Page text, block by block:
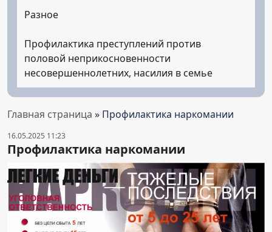
Главная страница » Профилактика наркомании
16.05.2025 11:23
Профилактика наркомании
Разное
Профилактика преступлений против
половой неприкосновенности
несовершеннолетних, насилия в семье